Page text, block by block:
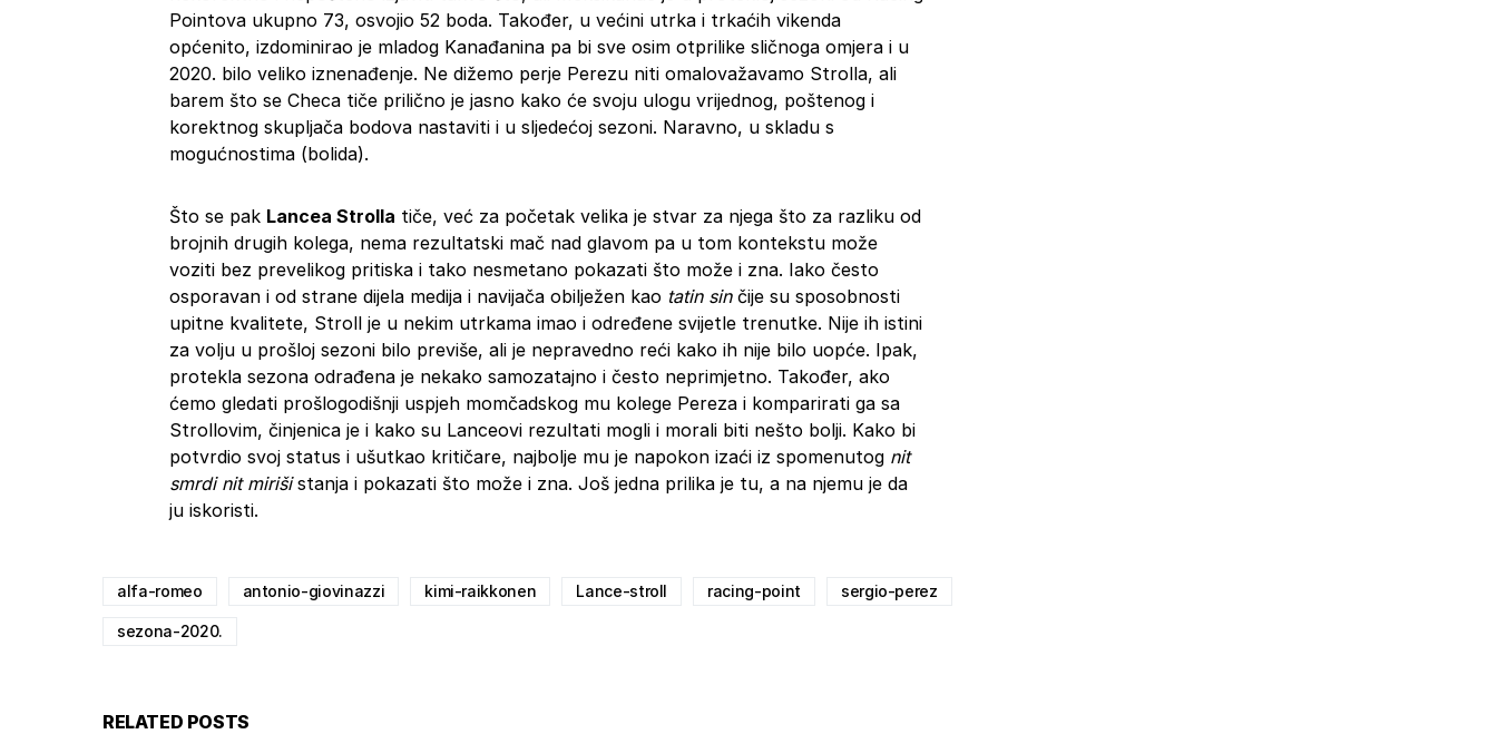
Pointova ukupno 73, osvojio 52 boda. Također, u većini utrka i trkaćih vikenda
općenito, izdominirao je mladog Kanađanina pa bi sve osim otprilike sličnoga omjera i u
2020. bilo veliko iznenađenje. Ne dižemo perje Perezu niti omalovažavamo Strolla, ali
barem što se Checa tiče prilično je jasno kako će svoju ulogu vrijednog, poštenog i
korektnog skupljača bodova nastaviti i u sljedećoj sezoni. Naravno, u skladu s
mogućnostima (bolida).
Što se pak Lancea Strolla tiče, već za početak velika je stvar za njega što za razliku od
brojnih drugih kolega, nema rezultatski mač nad glavom pa u tom kontekstu može
voziti bez prevelikog pritiska i tako nesmetano pokazati što može i zna. Iako često
osporavan i od strane dijela medija i navijača obilježen kao tatin sinčije su sposobnosti
upitne kvalitete, Stroll je u nekim utrkama imao i određene svijetle trenutke. Nije ih istini
za volju u prošloj sezoni bilo previše, ali je nepravedno reći kako ih nije bilo uopće. Ipak,
protekla sezona odrađena je nekako samozatajno i često neprimjetno. Također, ako
ćemo gledati prošlogodišnji uspjeh momčadskog mu kolege Pereza i komparirati ga sa
Strollovim, činjenica je i kako su Lanceovi rezultati mogli i morali biti nešto bolji. Kako bi
potvrdio svoj status i ušutkao kritičare, najbolje mu je napokon izaći iz spomenutog nit
smrdi nit mirišistanja i pokazati što može i zna. Još jedna prilika je tu, a na njemu je da
ju iskoristi.
alfa-romeo antonio-giovinazzi kimi-raikkonen Lance-stroll racing-point sergio-perez
sezona-2020.
RELATED POSTS